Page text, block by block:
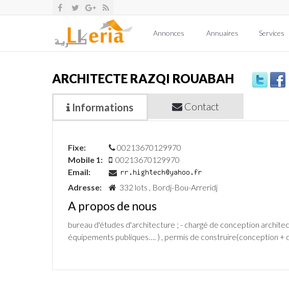
Annonces Annuaires Services
ARCHITECTE RAZQI ROUABAH
Informations Contact
Fixe:
00213670129970
Mobile 1:
00213670129970
Email:
Adresse:
332 lots , Bordj-Bou-Arreridj
A propos de nous
bureau d'études d'architecture ; - chargé de conception
équipements publiques…. ) , permis de construire(conception +